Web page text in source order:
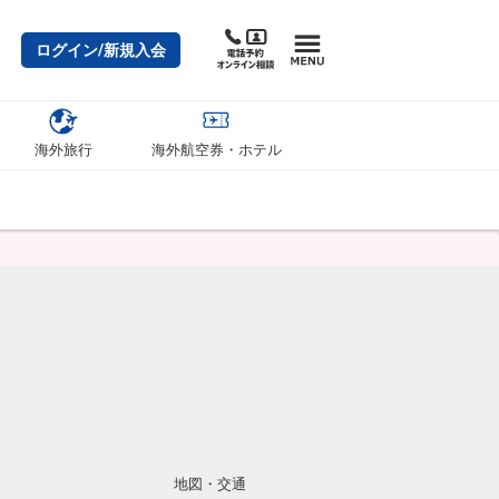
ログイン/新規入会
海外旅行 海外航空券・ホテル
地図・交通